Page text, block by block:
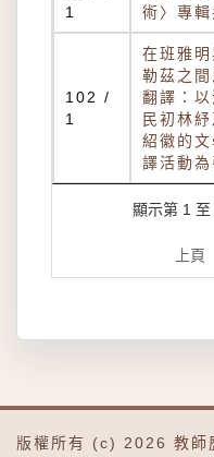
1
術〉專輯
102 /
1
在班雅明
勒茲之間
翻譯：以
民初林
紹徽的文
譯活動為
顯示第 1
上頁
版權所有 (c) 2026 教師